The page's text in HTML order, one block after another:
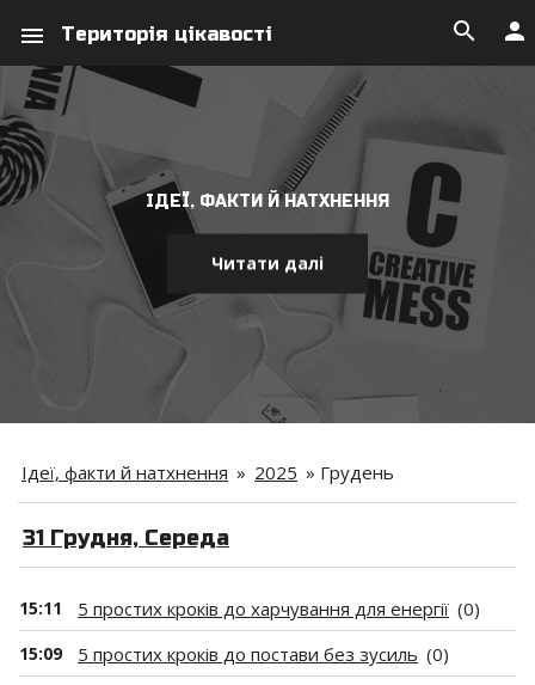
menu Територія цікавості person
search
ІДЕЇ, ФАКТИ Й НАТХНЕННЯ
Читати далі
Ідеї, факти й натхнення » 2025 » Грудень
31 Грудня, Середа
15:11 5 простих кроків до харчування для енергії (0)
15:09 5 простих кроків до постави без зусиль (0)